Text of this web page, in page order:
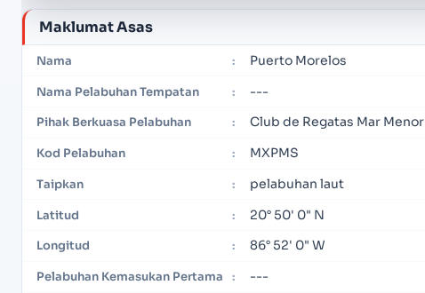
Maklumat Asas
Nama : Puerto Morelos
Nama Pelabuhan Tempatan : ---
Pihak Berkuasa Pelabuhan : Club de Regatas Mar Menor
Kod Pelabuhan : MXPMS
Taipkan : pelabuhan laut
Latitud : 20° 50' 0" N
Longitud : 86° 52' 0" W
Pelabuhan Kemasukan Pertama : ---